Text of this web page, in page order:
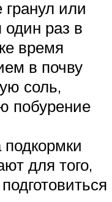
или
один раз в
время
в почву
соль,
побурение
подкормки
для того,